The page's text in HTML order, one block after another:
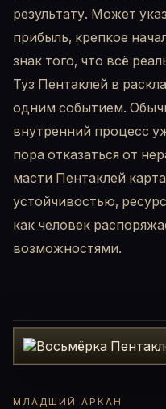
результату. Может
прибыль, крепкое
знак того, что всё
Туз Пентаклей в
одним событием.
внутренний процесс
пора отказаться от
масти Пентаклей
устойчивостью,
как человек
возможностями.
МЛАДШИЙ АРКАН